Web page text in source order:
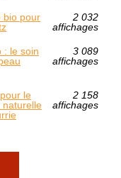
bio pour
2 032
affichages
: le soin
3 089
affichages
le
naturelle
2 158
affichages